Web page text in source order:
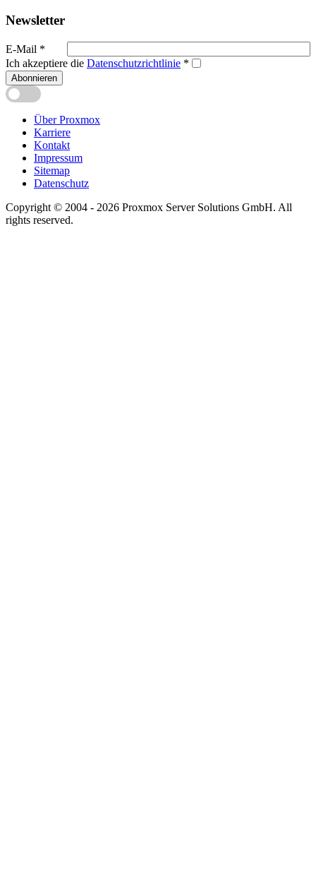
Newsletter
E-Mail *
Ich akzeptiere die Datenschutzrichtlinie *
Abonnieren
Über Proxmox
Karriere
Kontakt
Impressum
Sitemap
Datenschutz
Copyright © 2004 - 2026 Proxmox Server Solutions GmbH. All
rights reserved.